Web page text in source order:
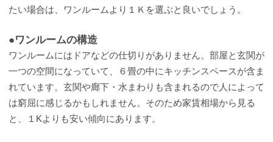
たい場合は、ワンルームより１Ｋを選ぶと良いでしょう。
●ワンルームの構造
ワンルームにはドアなどの仕切りがありません。部屋と玄関が
一つの空間になっていて、６畳の中にキッチンスペースが含ま
れています。玄関や廊下・水まわりも含まれるので人によって
は窮屈に感じるかもしれません。そのため家賃相場から見る
と、１Kよりも安い傾向にあります。